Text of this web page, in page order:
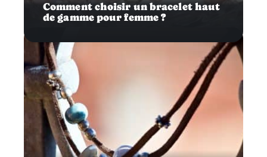
Comment choisir un bracelet haut
de gamme pour femme ?